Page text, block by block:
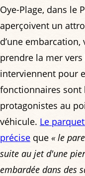
Oye-Plage, dans le
aperçoivent un
d’une
prendre la mer vers
interviennent pour
fonctionnaires sont
protagonistes au
véhicule. Le
précise que « le
suite au jet d'une
embardée dans des